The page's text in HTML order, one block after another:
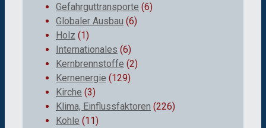
Gefahrguttransporte (6)
Globaler Ausbau (6)
Holz (1)
Internationales (6)
Kernbrennstoffe (2)
Kernenergie (129)
Kirche (3)
Klima, Einflussfaktoren (226)
Kohle (11)